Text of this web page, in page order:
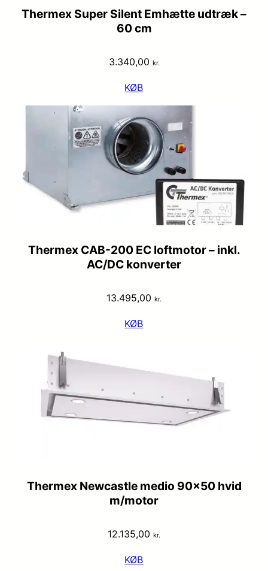
Thermex Super Silent Emhætte udtræk –
60 cm
3.340,00 kr.
KØB
Thermex CAB-200 EC loftmotor – inkl.
AC/DC konverter
13.495,00 kr.
KØB
Thermex Newcastle medio 90×50 hvid
m/motor
12.135,00 kr.
KØB